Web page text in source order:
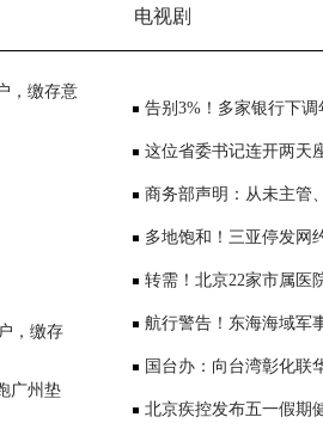
电视剧
，缴存
告别3%！多家银行下
少3000元利息
这位省委书记连开两天
部、10位女干部代表的意
商务部声明：从未主管
大会”
多地饱和！三亚停发网
序竞争仍是市场主体
转需！北京22家市属医
公布
航行警告！东海海域军
国台办：向台湾彰化联
表达深切哀悼
北京疾控发布五一假期